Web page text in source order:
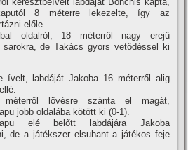
8 méterre lekezelte, í­gy az
előle.
oldalról, 18 méterről nagy erejű
de Takács gyors vetődéssel ki
í­velt, labdáját Jakoba 16 méterről alig
lövésre szánta el magát,
jobb oldalába kötött ki (0-1).
elé belőtt labdájára Jakoba
de a játékszer elsuhant a játékos feje